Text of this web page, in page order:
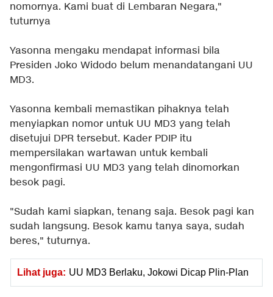
nomornya. Kami buat di Lembaran Negara,"
tuturnya
Yasonna mengaku mendapat informasi bila
Presiden Joko Widodo belum menandatangani UU
MD3.
Yasonna kembali memastikan pihaknya telah
menyiapkan nomor untuk UU MD3 yang telah
disetujui DPR tersebut. Kader PDIP itu
mempersilakan wartawan untuk kembali
mengonfirmasi UU MD3 yang telah dinomorkan
besok pagi.
"Sudah kami siapkan, tenang saja. Besok pagi kan
sudah langsung. Besok kamu tanya saya, sudah
beres," tuturnya.
Lihat juga: UU MD3 Berlaku, Jokowi Dicap Plin-Plan